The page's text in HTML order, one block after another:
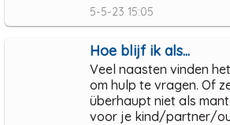
5-5-23 15:05
Hoe blijf ik als...
Veel naasten vinden
om hulp te vragen. Of
überhaupt niet als
voor je kind/partner/